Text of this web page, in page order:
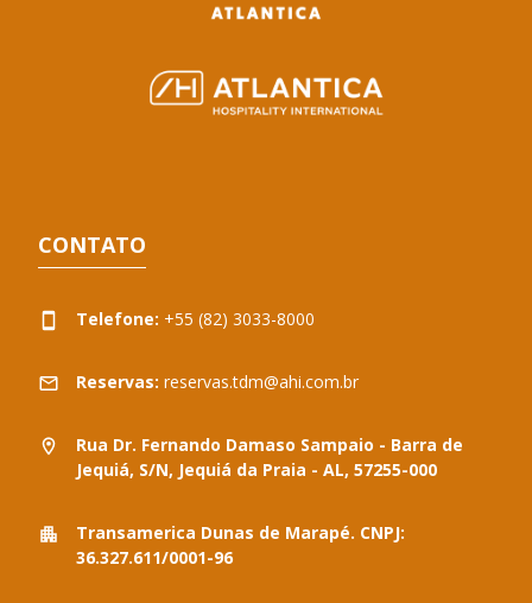
CONTATO
Telefone: +55 (82) 3033-8000
Reservas: reservas.tdm@ahi.com.br
Rua Dr. Fernando Damaso Sampaio - Barra de
Jequiá, S/N, Jequiá da Praia - AL, 57255-000
Transamerica Dunas de Marapé. CNPJ:
36.327.611/0001-96